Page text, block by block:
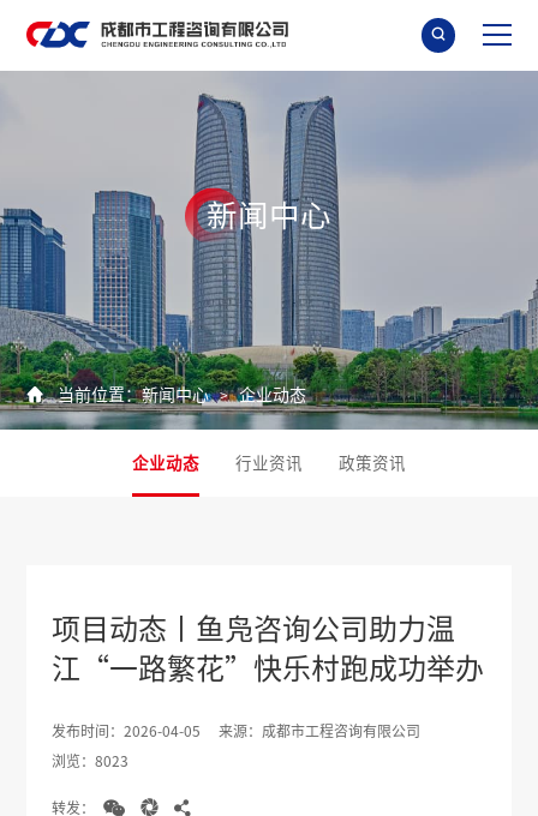

新闻 中心
 当前位置：新闻中心 > 企业动态
企业动态 行业资讯 政策资讯
项目动态丨鱼凫咨询公司助力温
江“一路繁花”快乐村跑成功举办
发布时间：2026-04-05 来源：成都市工程咨询有限公司
浏览：8023
转发：   